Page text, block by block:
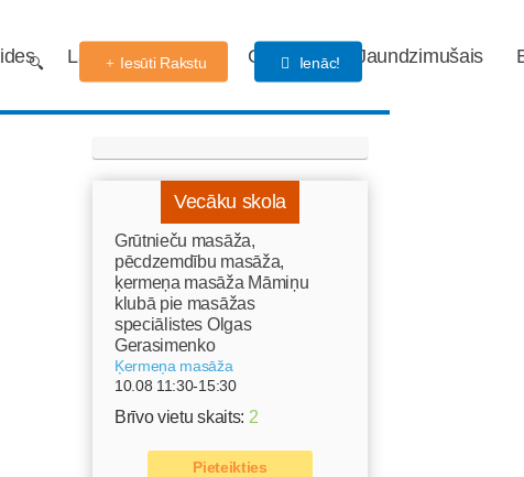
Labdarības fonds Gaidības Jaundzimušais
Iesūti Rakstu Ienāc!
Vecāku skola
Grūtnieču masāža,
pēcdzemdību masāža,
ķermeņa masāža Māmiņu
klubā pie masāžas
speciālistes Olgas
Gerasimenko
Ķermeņa masāža
10.08 11:30-15:30
Brīvo vietu skaits: 2
Pieteikties